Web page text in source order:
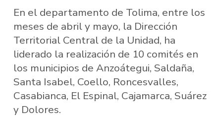
En el departamento de Tolima, entre los
meses de abril y mayo, la Dirección
Territorial Central de la Unidad, ha
liderado la realización de 10 comités en
los municipios de Anzoátegui, Saldaña,
Santa Isabel, Coello, Roncesvalles,
Casabianca, El Espinal, Cajamarca, Suárez
y Dolores.